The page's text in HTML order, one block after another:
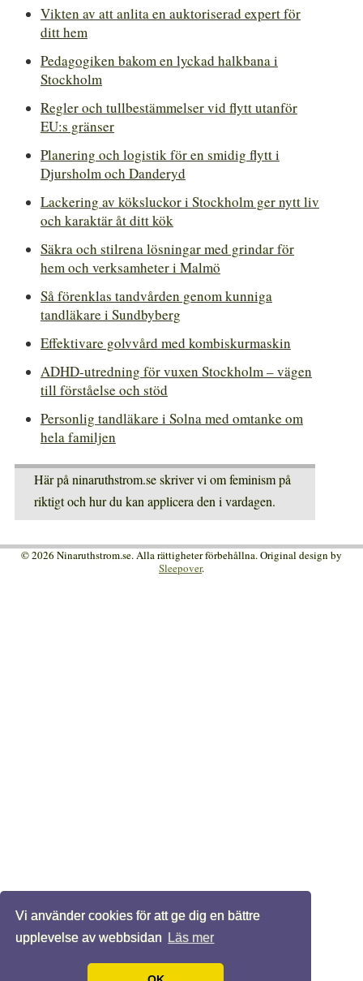
Vi använder cookies för att ge dig en bättre
upplevelse av webbsidan
Läs mer
Vikten av att anlita en auktoriserad expert för
ditt hem
Pedagogiken bakom en lyckad halkbana i
Stockholm
Regler och tullbestämmelser vid flytt utanför
EU:s gränser
Planering och logistik för en smidig flytt i
Djursholm och Danderyd
Lackering av köksluckor i Stockholm ger nytt liv
och karaktär åt ditt kök
Säkra och stilrena lösningar med grindar för
hem och verksamheter i Malmö
Så förenklas tandvården genom kunniga
tandläkare i Sundbyberg
Effektivare golvvård med kombiskurmaskin
ADHD-utredning för vuxen Stockholm – vägen
till förståelse och stöd
Personlig tandläkare i Solna med omtanke om
hela familjen
Här på ninaruthstrom.se skriver vi om feminism på
riktigt och hur du kan applicera den i vardagen.
© 2026 Ninaruthstrom.se. Alla rättigheter förbehållna. Original design by
Sleepover.